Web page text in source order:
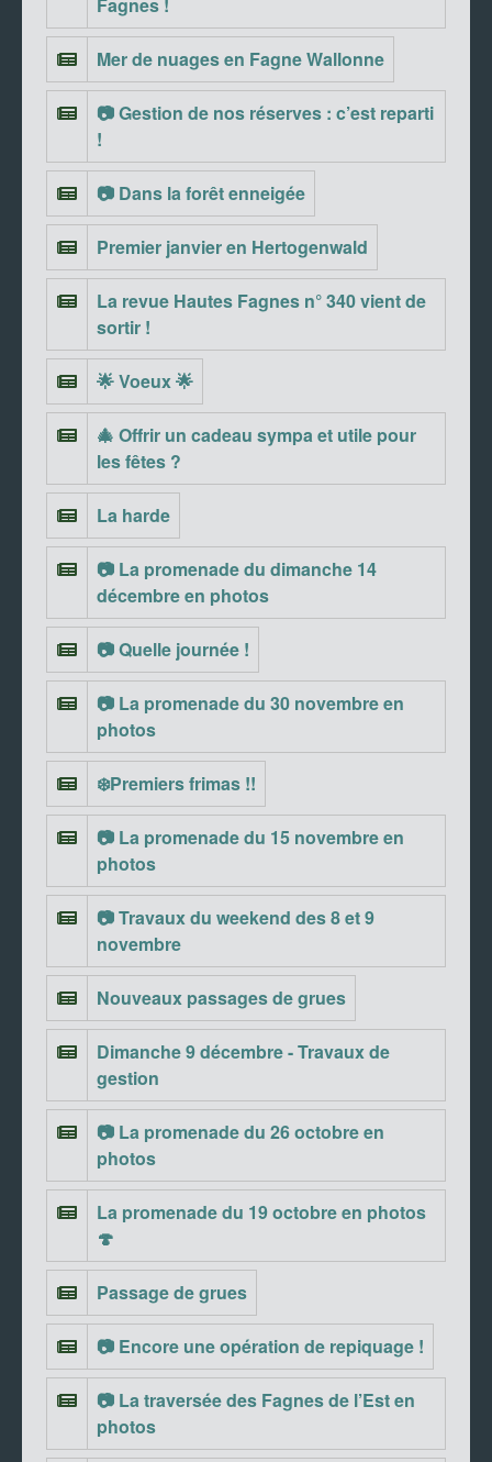
Mer de nuages en Fagne Wallonne
📷 Gestion de nos réserves : c’est reparti
!
📷 Dans la forêt enneigée
Premier janvier en Hertogenwald
La revue Hautes Fagnes n° 340 vient de
sortir !
🌟 Voeux 🌟
🎄 Offrir un cadeau sympa et utile pour
les fêtes ?
La harde
📷 La promenade du dimanche 14
décembre en photos
📷 Quelle journée !
📷 La promenade du 30 novembre en
photos
❄️Premiers frimas !!
📷 La promenade du 15 novembre en
photos
📷 Travaux du weekend des 8 et 9
novembre
Nouveaux passages de grues
Dimanche 9 décembre - Travaux de
gestion
📷 La promenade du 26 octobre en
photos
La promenade du 19 octobre en photos
🍄
Passage de grues
📷 Encore une opération de repiquage !
📷 La traversée des Fagnes de l’Est en
photos